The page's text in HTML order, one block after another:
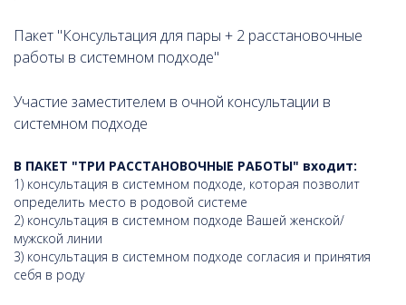
Пакет "Консультация для пары + 2 расстановочные
работы в системном подходе"
Участие заместителем в очной консультации в
системном подходе
В ПАКЕТ "ТРИ РАССТАНОВОЧНЫЕ РАБОТЫ" входит:
1) консультация в системном подходе, которая позволит
определить место в родовой системе
2) консультация в системном подходе Вашей женской/
мужской линии
3) консультация в системном подходе согласия и принятия
себя в роду